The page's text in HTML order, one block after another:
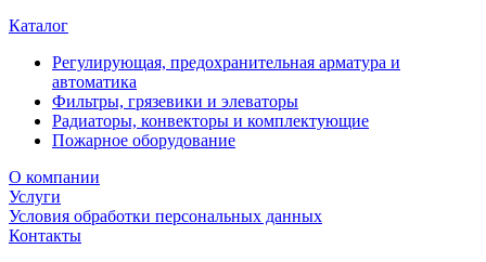
Каталог
Регулирующая, предохранительная арматура и
автоматика
Фильтры, грязевики и элеваторы
Радиаторы, конвекторы и комплектующие
Пожарное оборудование
О компании
Услуги
Условия обработки персональных данных
Контакты